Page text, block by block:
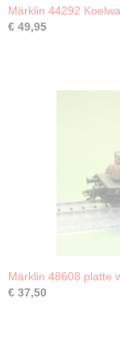
Märklin 44292
€ 49,95
Märklin 48608 platte
€ 37,50